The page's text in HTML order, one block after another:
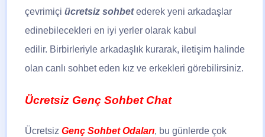
çevrimiçi ücretsiz sohbet ederek yeni arkadaşlar
edinebilecekleri en iyi yerler olarak kabul
edilir. Birbirleriyle arkadaşlık kurarak, iletişim halinde
olan canlı sohbet eden kız ve erkekleri görebilirsiniz.
Ücretsiz Genç Sohbet Chat
Ücretsiz Genç Sohbet Odaları, bu günlerde çok